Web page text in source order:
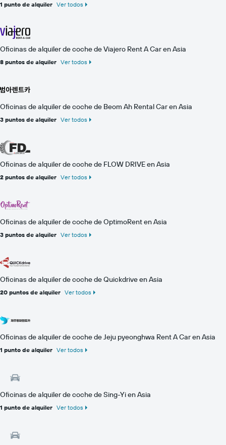
1 punto de alquiler Ver todos
Oficinas de alquiler de coche de Viajero Rent A Car en Asia
8 puntos de alquiler Ver todos
Oficinas de alquiler de coche de Beom Ah Rental Car en Asia
3 puntos de alquiler Ver todos
Oficinas de alquiler de coche de FLOW DRIVE en Asia
2 puntos de alquiler Ver todos
Oficinas de alquiler de coche de OptimoRent en Asia
3 puntos de alquiler Ver todos
Oficinas de alquiler de coche de Quickdrive en Asia
20 puntos de alquiler Ver todos
Oficinas de alquiler de coche de Jeju pyeonghwa Rent A Car en Asia
1 punto de alquiler Ver todos
Oficinas de alquiler de coche de Sing-Yi en Asia
1 punto de alquiler Ver todos